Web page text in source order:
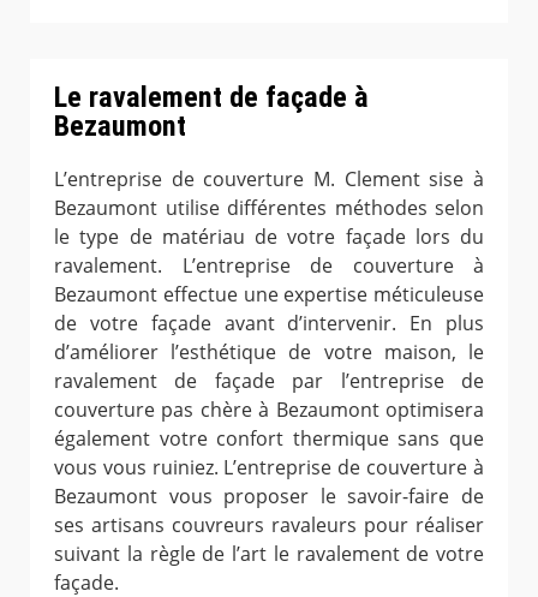
Le ravalement de façade à
Bezaumont
L’entreprise de couverture M. Clement sise à
Bezaumont utilise différentes méthodes selon
le type de matériau de votre façade lors du
ravalement. L’entreprise de couverture à
Bezaumont effectue une expertise méticuleuse
de votre façade avant d’intervenir. En plus
d’améliorer l’esthétique de votre maison, le
ravalement de façade par l’entreprise de
couverture pas chère à Bezaumont optimisera
également votre confort thermique sans que
vous vous ruiniez. L’entreprise de couverture à
Bezaumont vous proposer le savoir-faire de
ses artisans couvreurs ravaleurs pour réaliser
suivant la règle de l’art le ravalement de votre
façade.